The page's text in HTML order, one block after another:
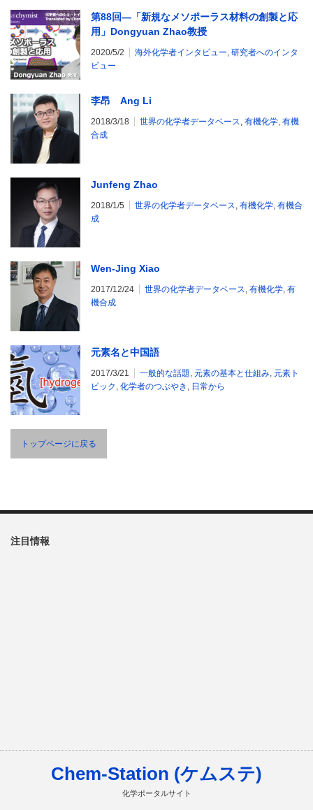
第88回―「新規なメソポーラス材料の創製と応
用」Dongyuan Zhao教授
2020/5/2 海外化学者インタビュー, 研究者へのインタ
ビュー
李昂 Ang Li
2018/3/18 世界の化学者データベース, 有機化学, 有機
合成
Junfeng Zhao
2018/1/5 世界の化学者データベース, 有機化学, 有機合
成
Wen-Jing Xiao
2017/12/24 世界の化学者データベース, 有機化学, 有
機合成
元素名と中国語
2017/3/21 一般的な話題, 元素の基本と仕組み, 元素ト
ピック , 化学者のつぶやき , 日常から
トップページに戻る
注目情報
Chem-Station (ケムステ)
化学ポータルサイト